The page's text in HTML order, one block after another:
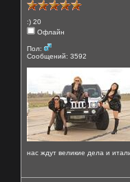
:) 20
Офлайн
Пол:
Сообщений: 3592
нас ждут великие дела и